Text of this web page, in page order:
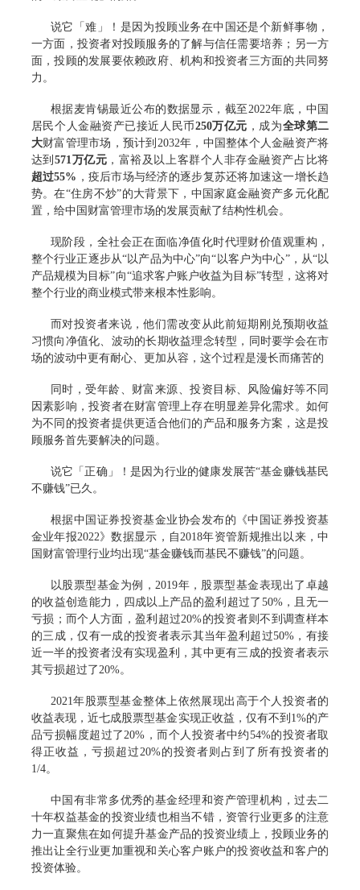
说它「难」！是因为投顾业务在中国还是个新鲜事物，
一方面，投资者对投顾服务的了解与信任需要培养；另一方
面，投顾的发展要依赖政府、机构和投资者三方面的共同努
力。
根据麦肯锡最近公布的数据显示，截至2022年底，中国
居民个人金融资产已接近人民币250万亿元 ，成为全球第二
大财富管理市场，预计到2032年，中国整体个人金融资产将
达到 571万亿元 ，富裕及以上客群个人非存金融资产占比将
超过55% ，疫后市场与经济的逐步复苏还将加速这一增长趋
势。在“住房不炒”的大背景下，中国家庭金融资产多元化配
置，给中国财富管理市场的发展贡献了结构性机会。
现阶段，全社会正在面临净值化时代理财价值观重构，
整个行业正逐步从“以产品为中心”向“以客户为中心”，从“以
产品规模为目标”向“追求客户账户收益为目标”转型，这将对
整个行业的商业模式带来根本性影响。
而对投资者来说，他们需改变从此前短期刚兑预期收益
习惯向净值化、波动的长期收益理念转型，同时要学会在市
场的波动中更有耐心、更加从容，这个过程是漫长而痛苦的
同时，受年龄、财富来源、投资目标、风险偏好等不同
因素影响，投资者在财富管理上存在明显差异化需求。如何
为不同的投资者提供更适合他们的产品和服务方案，这是投
顾服务首先要解决的问题。
说它「正确」！是因为行业的健康发展苦“基金赚钱基民
不赚钱”已久。
根据中国证券投资基金业协会发布的《中国证券投资基
金业年报2022》数据显示，自2018年资管新规推出以来，中
国财富管理行业均出现“基金赚钱而基民不赚钱”的问题。
以股票型基金为例，2019年，股票型基金表现出了卓越
的收益创造能力，四成以上产品的盈利超过了50%，且无一
亏损；而个人方面，盈利超过20%的投资者则不到调查样本
的三成，仅有一成的投资者表示其当年盈利超过50%，有接
近一半的投资者没有实现盈利，其中更有三成的投资者表示
其亏损超过了20%。
2021年股票型基金整体上依然展现出高于个人投资者的
收益表现，近七成股票型基金实现正收益，仅有不到1%的产
品亏损幅度超过了20%，而个人投资者中约54%的投资者取
得正收益，亏损超过20%的投资者则占到了所有投资者的
1/4。
中国有非常多优秀的基金经理和资产管理机构，过去二
十年权益基金的投资业绩也相当不错，资管行业更多的注意
力一直聚焦在如何提升基金产品的投资业绩上，投顾业务的
推出让全行业更加重视和关心客户账户的投资收益和客户的
投资体验。